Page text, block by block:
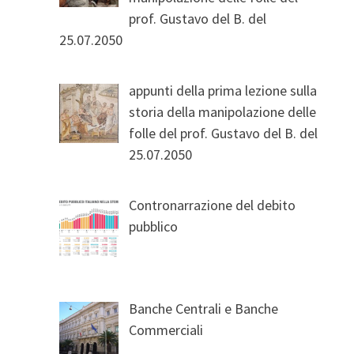
prof. Gustavo del B. del
25.07.2050
appunti della prima lezione sulla
storia della manipolazione delle
folle del prof. Gustavo del B. del
25.07.2050
Contronarrazione del debito
pubblico
Banche Centrali e Banche
Commerciali